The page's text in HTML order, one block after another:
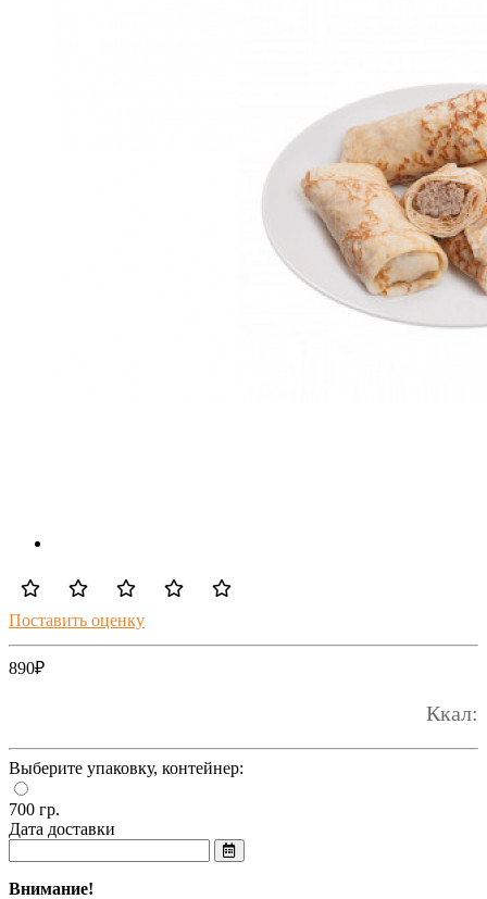
Поставить оценку
890₽
Ккал:
Выберите упаковку, контейнер:
700 гр.
Дата доставки
Внимание!